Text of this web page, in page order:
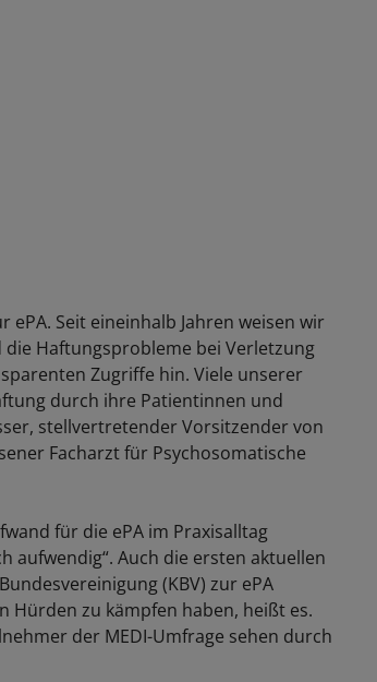
Seit eineinhalb Jahren weisen wir
Haftungsprobleme bei Verletzung
Zugriffe hin. Viele unserer
durch ihre Patientinnen und
stellvertretender Vorsitzender von
Facharzt für Psychosomatische
für die ePA im Praxisalltag
aufwendig“. Auch die ersten aktuellen
(KBV) zur ePA
Hürden zu kämpfen haben, heißt es.
der MEDI-Umfrage sehen durch